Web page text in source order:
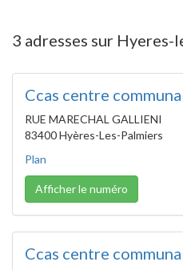
3 adresses sur Hyeres-
Ccas centre
RUE MARECHAL GALLIENI
83400 Hyères-Les-Palmiers
Plan
Afficher le numéro
Ccas centre